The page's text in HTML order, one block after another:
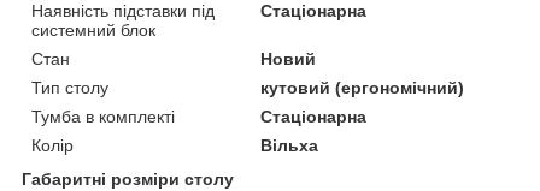
Наявність підставки під
системний блок
Стаціонарна
Стан
Новий
Тип столу
кутовий (ергономічний)
Тумба в комплекті
Стаціонарна
Колір
Вільха
Габаритні розміри столу